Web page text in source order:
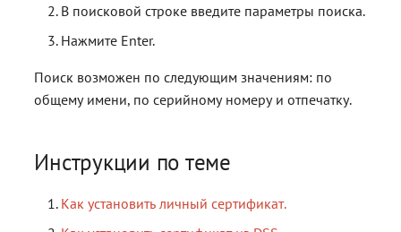
В поисковой строке введите параметры поиска.
Нажмите Enter.
Поиск возможен по следующим значениям: по
общему имени, по серийному номеру и отпечатку.
Инструкции по теме
Как установить личный сертификат.